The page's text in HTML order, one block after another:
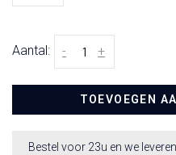
Aantal: +
-
TOEVOEGEN
Bestel voor 23u en we